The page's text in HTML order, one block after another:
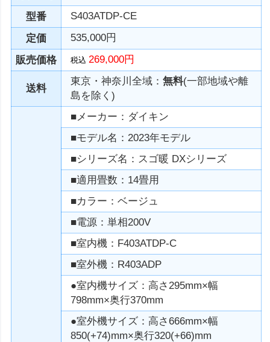
型番
S403ATDP-CE
定価
535,000円
販売価格
税込269,000円
送料
東京・神奈川全域：無料(一部地域や離
島を除く)
■メーカー：ダイキン
■モデル名：2023年モデル
■シリーズ名：スゴ暖 DXシリーズ
■適用畳数：14畳用
■カラー：ベージュ
■電源：単相200V
■室内機：F403ATDP-C
■室外機：R403ADP
●室内機サイズ：高さ295mm×幅
798mm×奥行370mm
●室外機サイズ：高さ666mm×幅
850(+74)mm×奥行320(+66)mm